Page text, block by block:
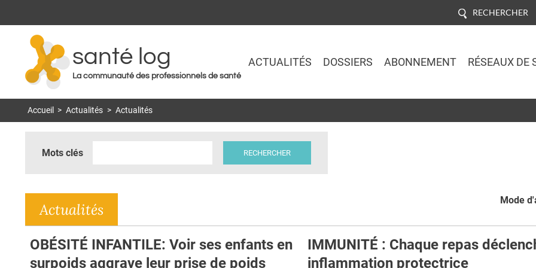
RECHERCHER
santé log
La communauté des professionnels de santé
ACTUALITÉS DOSSIERS ABONNEMENT RÉSEAUX DE
Accueil > Actualités > Actualités
Mots clés
Mode
Actualités
OBÉSITÉ INFANTILE: Voir ses enfants en
surpoids aggrave leur prise de poids
IMMUNITÉ : Chaque repas
inflammation protectrice